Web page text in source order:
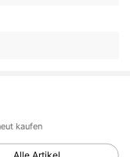
kaufen